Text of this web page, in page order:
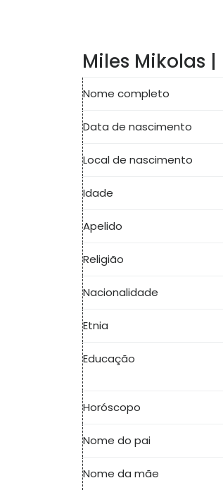
Miles Mikolas
Nome completo
Data de nascimento
Local de nascimento
Idade
Apelido
Religião
Nacionalidade
Etnia
Educação
Horóscopo
Nome do pai
Nome da mãe